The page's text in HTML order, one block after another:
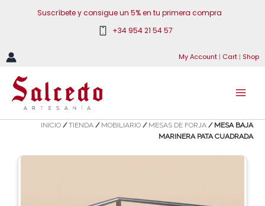
Suscríbete y consigue un 5% en tu primera compra
+34 954 21 54 57
My Account | Cart | Shop
INICIO /TIENDA / MOBILIARIO / MESAS DE FORJA / MESA BAJA
MARINERA PATA CUADRADA